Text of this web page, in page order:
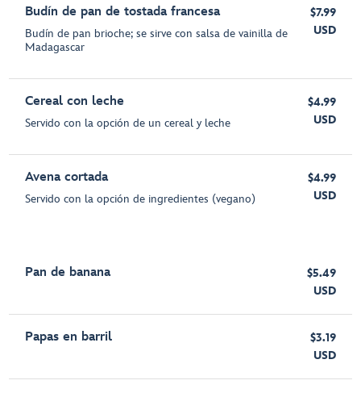
Budín de pan de tostada francesa
Budín de pan brioche; se sirve con salsa de vainilla de
Madagascar
$7.99
USD
Cereal con leche
Servido con la opción de un cereal y leche
$4.99
USD
Avena cortada
Servido con la opción de ingredientes (vegano)
$4.99
USD
Pan de banana
$5.49
USD
Papas en barril
$3.19
USD